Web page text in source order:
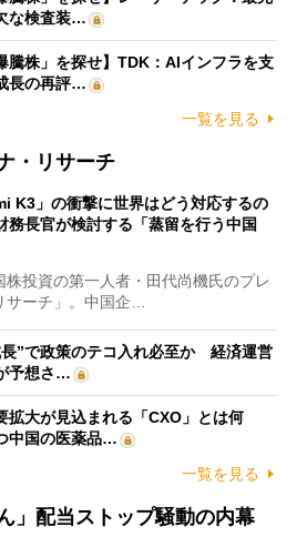
な検査装…
騰株」を探せ】TDK：AIインフラを支
長の再評…
一覧を見る
・リサーチ
K3」の衝撃に世界はどう対応するの
長官が検討する「蒸留を行う中国
投資の第一人者・田代尚機氏のプレ
サーチ」。中国企…
”で政策のテコ入れ必至か 経済運営
予想さ…
拡大が見込まれる「CXO」とは何
中国の医薬品…
一覧を見る
」配当ストップ騒動の内幕